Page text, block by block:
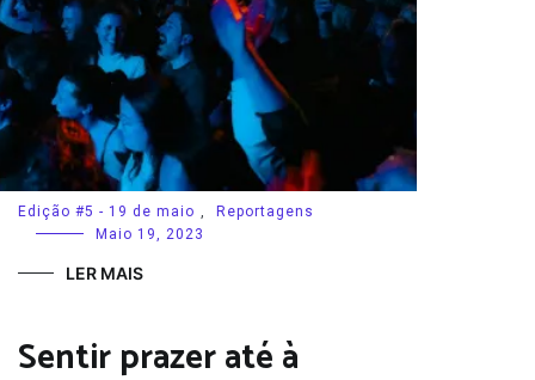
Edição #5 - 19 de maio ,
Reportagens
Maio 19, 2023
LER MAIS
Sentir prazer até à